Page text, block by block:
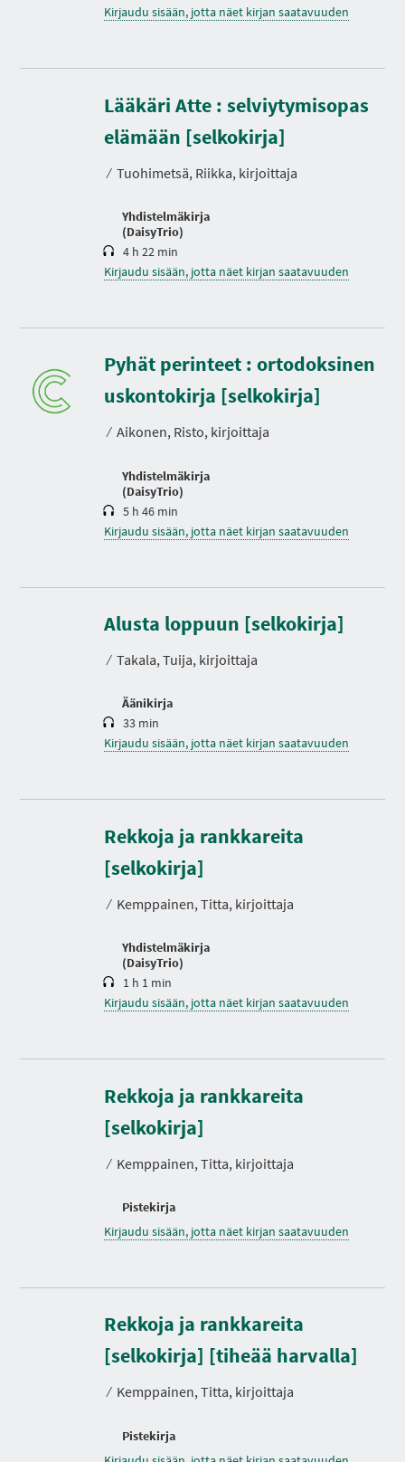
Kirjaudu sisään, jotta näet kirjan saatavuuden
Lääkäri Atte : selviytymisopas
elämään [selkokirja]
⁄ Tuohimetsä, Riikka, kirjoittaja
Yhdistelmäkirja
(DaisyTrio)
K
e
s
o
4 h 22 min
Kirjaudu sisään, jotta näet kirjan saatavuuden
Pyhät perinteet : ortodoksinen
uskontokirja [selkokirja]
⁄ Aikonen, Risto, kirjoittaja
Yhdistelmäkirja
(DaisyTrio)
K
e
s
o
5 h 46 min
Kirjaudu sisään, jotta näet kirjan saatavuuden
Alusta loppuun [selkokirja]
⁄ Takala, Tuija, kirjoittaja
Äänikirja
K
s
t
33 min
Kirjaudu sisään, jotta näet kirjan saatavuuden
Rekkoja ja rankkareita
[selkokirja]
⁄ Kemppainen, Titta, kirjoittaja
Yhdistelmäkirja
(DaisyTrio)
K
e
s
o
1 h 1 min
Kirjaudu sisään, jotta näet kirjan saatavuuden
Rekkoja ja rankkareita
[selkokirja]
⁄ Kemppainen, Titta, kirjoittaja
Pistekirja
Kirjaudu sisään, jotta näet kirjan saatavuuden
Rekkoja ja rankkareita
[selkokirja] [tiheää harvalla]
⁄ Kemppainen, Titta, kirjoittaja
Pistekirja